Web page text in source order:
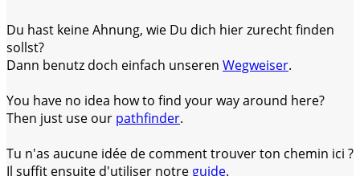
Du hast keine Ahnung, wie Du dich hier zurecht finden
sollst?
Dann benutz doch einfach unseren Wegweiser.
You have no idea how to find your way around here?
Then just use our pathfinder.
Tu n'as aucune idée de comment trouver ton chemin ici ?
Il suffit ensuite d'utiliser notre guide.